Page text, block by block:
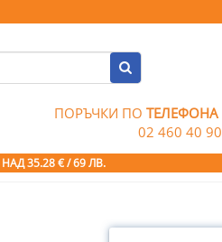
ПОРЪЧКИ ПОТЕЛЕФОНА
02 460 40 90
НАД 35.28 € / 69 ЛВ.